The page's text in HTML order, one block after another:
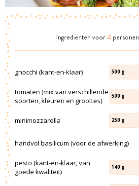
Ingrediënten voor 4 personen
gnocchi (kant-en-klaar) 500 g
tomaten (mix van verschillende
soorten, kleuren en groottes)
500 g
minimozzarella 250 g
handvol basilicum (voor de afwerking)
pesto (kant-en-klaar, van
goede kwaliteit)
140 g